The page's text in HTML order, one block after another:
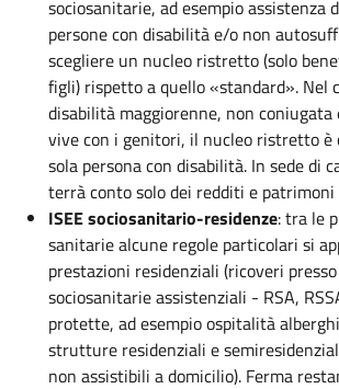
sociosanitarie, ad esempio assistenza
persone con disabilità e/o non
scegliere un nucleo ristretto (solo
figli) rispetto a quello «standard». Nel
disabilità maggiorenne, non coniugata
vive con i genitori, il nucleo ristretto è
sola persona con disabilità. In sede di
terrà conto solo dei redditi e patrimoni
ISEE sociosanitario-residenze: tra le
sanitarie alcune regole particolari si
prestazioni residenziali (ricoveri
sociosanitarie assistenziali - RSA,
protette, ad esempio ospitalità
strutture residenziali e
non assistibili a domicilio). Ferma